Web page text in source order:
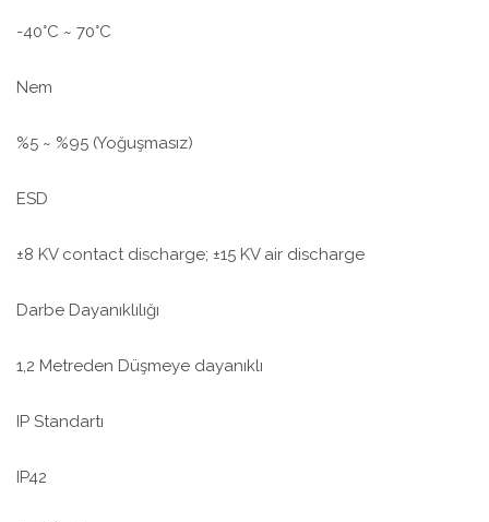
-40°C ~ 70°C
Nem
%5 ~ %95 (Yoğuşmasız)
ESD
±8 KV contact discharge; ±15 KV air discharge
Darbe Dayanıklılığı
1,2 Metreden Düşmeye dayanıklı
IP Standartı
IP42